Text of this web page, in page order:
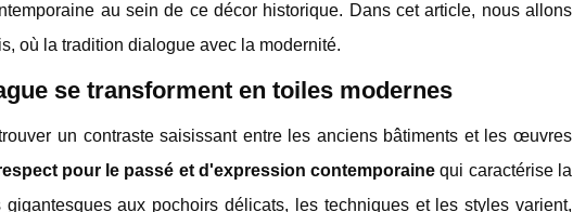
au sein de ce décor historique. Dans cet article, nous allons
où la tradition dialogue avec la modernité.
se transforment en toiles modernes
un contraste saisissant entre les anciens bâtiments et les œuvres
pour le passé et d'expression contemporaine qui caractérise la
aux pochoirs délicats, les techniques et les styles varient,